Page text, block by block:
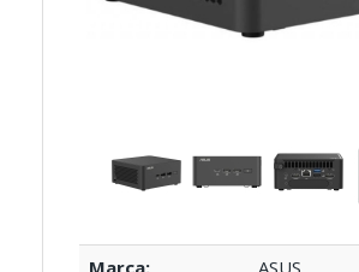
Marca:
ASUS